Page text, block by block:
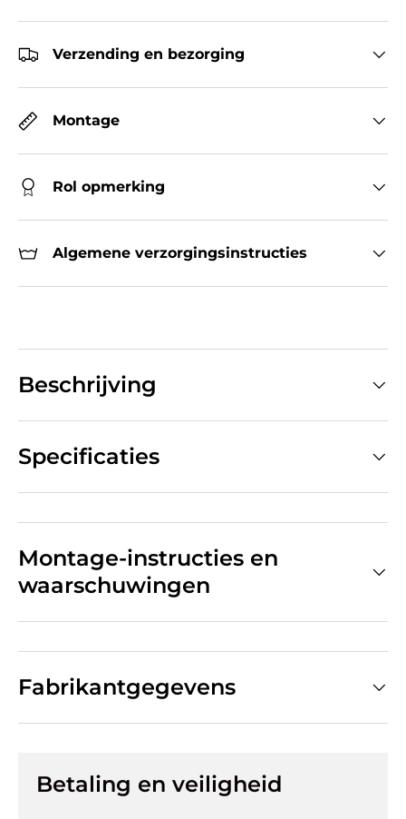
Verzending en bezorging
Montage
Rol opmerking
Algemene verzorgingsinstructies
Beschrijving
Specificaties
Montage-instructies en
waarschuwingen
Fabrikantgegevens
Betaling en veiligheid